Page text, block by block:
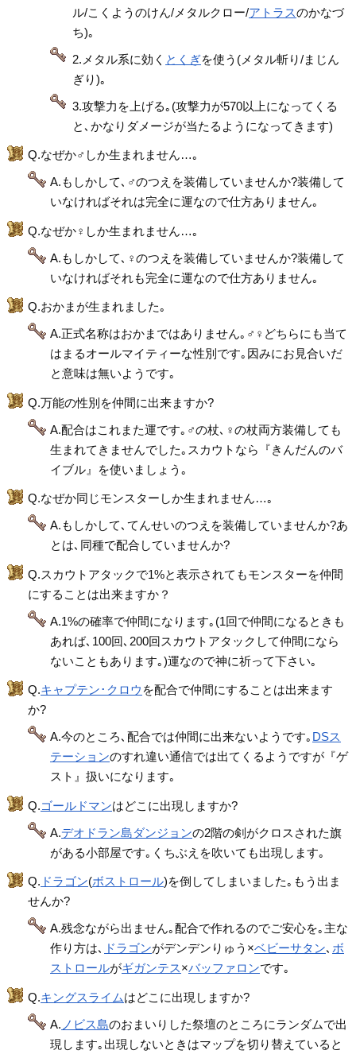
ル/こくようのけん/メタルクロー/アトラスのかなづ
ち)｡
2.メタル系に効く とくぎを使う(メタル斬り/まじん
ぎり)｡
3.攻撃力を上げる｡(攻撃力が570以上になってくる
と､かなりダメージが当たるようになってきます)
Q.なぜか♂しか生まれません…｡
A.もしかして､♂のつえを装備していませんか?装備して
いなければそれは完全に運なので仕方ありません｡
Q.なぜか♀しか生まれません…｡
A.もしかして､♀のつえを装備していませんか?装備して
いなければそれも完全に運なので仕方ありません｡
Q.おかまが生まれました｡
A.正式名称はおかまではありません｡♂♀どちらにも当て
はまるオールマイティーな性別です｡因みにお見合いだ
と意味は無いようです｡
Q.万能の性別を仲間に出来ますか?
A.配合はこれまた運です｡♂の杖､♀の杖両方装備しても
生まれてきませんでした｡スカウトなら『きんだんのバ
イブル』を使いましょう｡
Q.なぜか同じモンスターしか生まれません…｡
A.もしかして､てんせいのつえを装備していませんか?あ
とは､同種で配合していませんか?
Q.スカウトアタックで1%と表示されてもモンスターを仲間
にすることは出来ますか？
A.1%の確率で仲間になります｡(1回で仲間になるときも
あれば､100回､200回スカウトアタックして仲間になら
ないこともあります｡)運なので神に祈って下さい｡
Q.キャプテン･クロウ を配合で仲間にすることは出来ます
か?
A.今のところ､配合では仲間に出来ないようです｡ DSス
テーションのすれ違い通信では出てくるようですが『ゲ
スト』扱いになります｡
Q.ゴールドマンはどこに出現しますか?
A.デオドラン島ダンジョンの2階の剣がクロスされた旗
がある小部屋です｡くちぶえを吹いても出現します｡
Q. ドラゴン(ボストロール)を倒してしまいました｡もう出ま
せんか?
A.残念ながら出ません｡配合で作れるのでご安心を｡主な
作り方は､ ドラゴンがデンデンりゅう×ベビーサタン､ ボ
ストロールがギガンテス×バッファロンです｡
Q.キングスライムはどこに出現しますか?
A. ノビス島のおまいりした祭壇のところにランダムで出
現します｡出現しないときはマップを切り替えていると